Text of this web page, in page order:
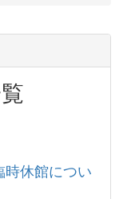
休館につい